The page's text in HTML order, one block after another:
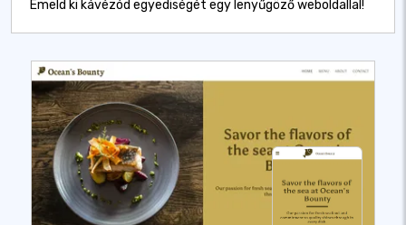
Emeld ki kávézód egyediségét egy lenyűgöző weboldallal!